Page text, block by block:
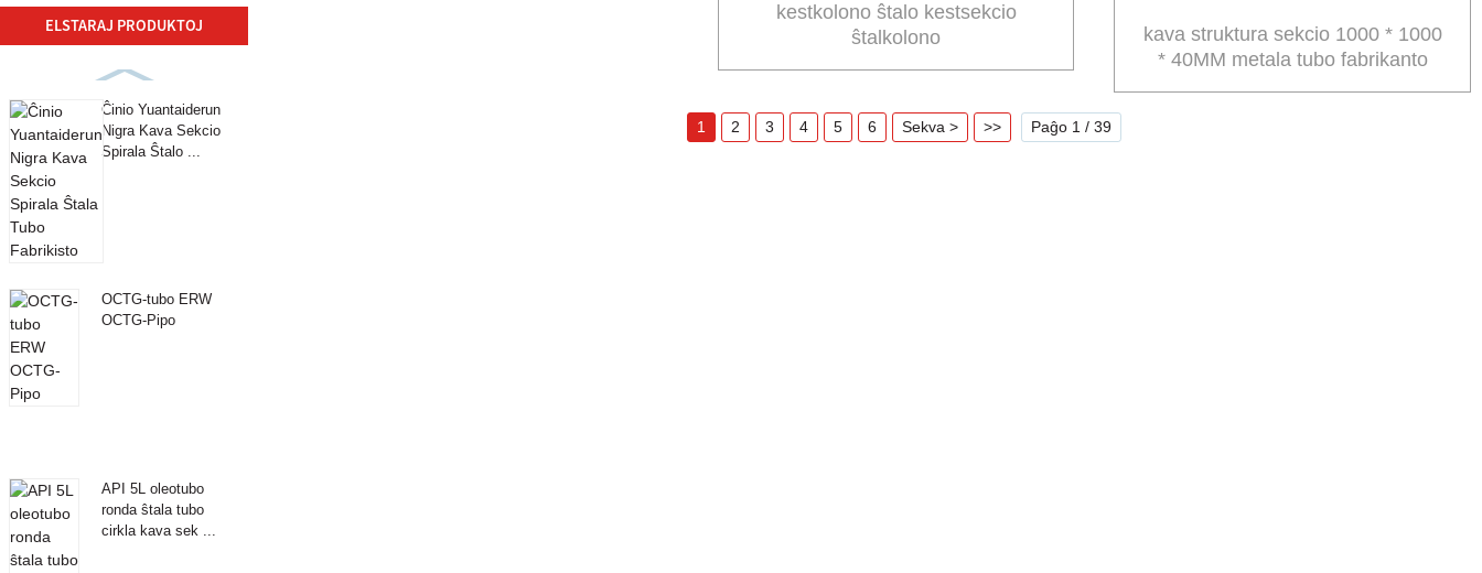
ELSTARAJ PRODUKTOJ
Ĉinio Yuantaiderun
Nigra Kava Sekcio
Spirala Ŝtalo ...
OCTG-tubo ERW
OCTG-Pipo
API 5L oleotubo
ronda ŝtala tubo
cirkla kava sek ...
kestkolono ŝtalo kestsekcio
ŝtalkolono
kava struktura sekcio 1000 * 1000
* 40MM metala tubo fabrikanto
1 2 3 4 5 6 Sekva > >> Paĝo 1 / 39